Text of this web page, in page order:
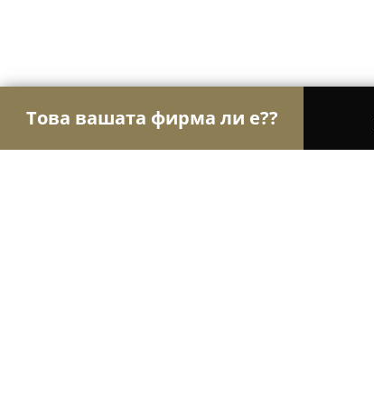
Това вашата фирма ли е??